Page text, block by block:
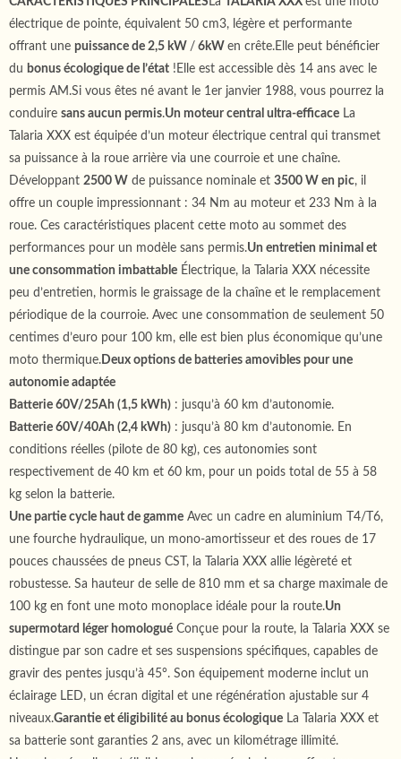
électrique de pointe, équivalent 50 cm3, légère et performante
offrant une puissance de 2,5 kW / 6kW en crête.Elle peut bénéficier
du bonus écologique de l’état !Elle est accessible dès 14 ans avec le
permis AM.Si vous êtes né avant le 1er janvier 1988, vous pourrez la
conduire sans aucun permis.Un moteur central ultra-efficace La
Talaria XXX est équipée d’un moteur électrique central qui transmet
sa puissance à la roue arrière via une courroie et une chaîne.
Développant 2500 W de puissance nominale et 3500 W en pic, il
offre un couple impressionnant : 34 Nm au moteur et 233 Nm à la
roue. Ces caractéristiques placent cette moto au sommet des
performances pour un modèle sans permis.Un entretien minimal et
une consommation imbattable Électrique, la Talaria XXX nécessite
peu d’entretien, hormis le graissage de la chaîne et le remplacement
périodique de la courroie. Avec une consommation de seulement 50
centimes d’euro pour 100 km, elle est bien plus économique qu’une
moto thermique. Deux options de batteries amovibles pour une
autonomie adaptée
Batterie 60V/25Ah (1,5 kWh) : jusqu’à 60 km d’autonomie.
Batterie 60V/40Ah (2,4 kWh) : jusqu’à 80 km d’autonomie. En
conditions réelles (pilote de 80 kg), ces autonomies sont
respectivement de 40 km et 60 km, pour un poids total de 55 à 58
kg selon la batterie.
Une partie cycle haut de gamme Avec un cadre en aluminium T4/T6,
une fourche hydraulique, un mono-amortisseur et des roues de 17
pouces chaussées de pneus CST, la Talaria XXX allie légèreté et
robustesse. Sa hauteur de selle de 810 mm et sa charge maximale de
100 kg en font une moto monoplace idéale pour la route.Un
supermotard léger homologué Conçue pour la route, la Talaria XXX se
distingue par son cadre et ses suspensions spécifiques, capables de
gravir des pentes jusqu’à 45°. Son équipement moderne inclut un
éclairage LED, un écran digital et une régénération ajustable sur 4
niveaux.Garantie et éligibilité au bonus écologique La Talaria XXX et
sa batterie sont garanties 2 ans, avec un kilométrage illimité.